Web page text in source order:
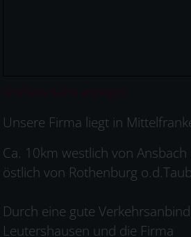
Größere Karte anzeigen
Unsere Firma liegt in
Ca. 10km westlich von
östlich von Rothenburg
Durch eine gute
Leutershausen und die Firma